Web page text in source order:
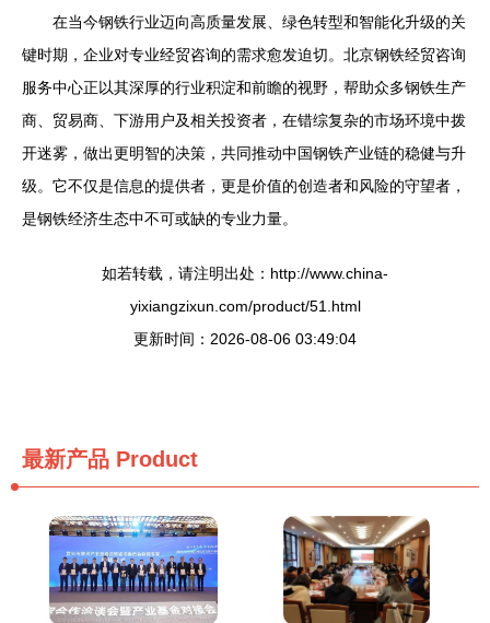
在当今钢铁行业迈向高质量发展、绿色转型和智能化升级的关
键时期，企业对专业经贸咨询的需求愈发迫切。北京钢铁经贸咨询
服务中心正以其深厚的行业积淀和前瞻的视野，帮助众多钢铁生产
商、贸易商、下游用户及相关投资者，在错综复杂的市场环境中拨
开迷雾，做出更明智的决策，共同推动中国钢铁产业链的稳健与升
级。它不仅是信息的提供者，更是价值的创造者和风险的守望者，
是钢铁经济生态中不可或缺的专业力量。
如若转载，请注明出处：http://www.china-
yixiangzixun.com/product/51.html
更新时间：2026-08-06 03:49:04
最新产品 Product